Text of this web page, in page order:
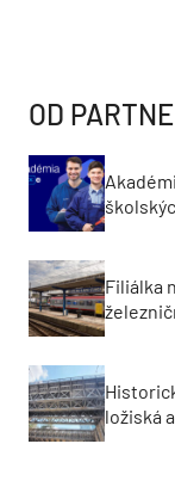
OD
Filiálka
ložiská